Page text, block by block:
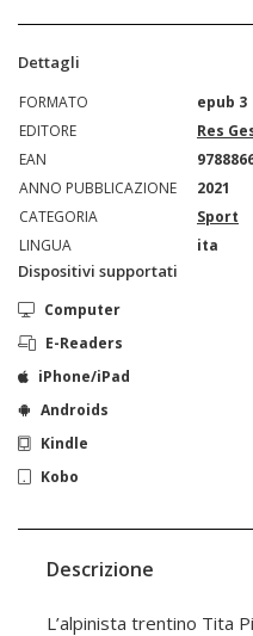
Dettagli
FORMATO
epub 3
EDITORE
Res
EAN
ANNO PUBBLICAZIONE
2021
CATEGORIA
Sport
LINGUA
ita
Dispositivi supportati
Computer
E-Readers
iPhone/iPad
Androids
Kindle
Kobo
Descrizione
L’alpinista trentino Tita